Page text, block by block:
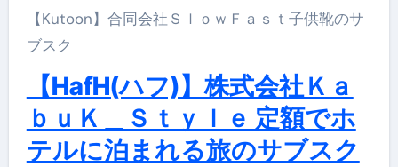
【Kutoon】合同会社ＳｌｏｗＦａｓｔ子供靴のサ
ブスク
【HafH(ハフ)】株式会社Ｋａ
ｂｕＫ＿Ｓｔｙｌｅ 定額でホ
テルに泊まれる旅のサブスク